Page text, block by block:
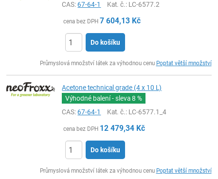
CAS:67-64-1 Kat. č.: LC-6577.2
cena bez DPH 7 604,13 Kč
Do košíku
Průmyslová množství látek za výhodnou cenu Poptat větší množství
Acetone technical grade (4 x 10 L)
Výhodné balení - sleva8 %
CAS:67-64-1 Kat. č.: LC-6577.1_4
cena bez DPH 12 479,34 Kč
Do košíku
Průmyslová množství látek za výhodnou cenu Poptat větší množství